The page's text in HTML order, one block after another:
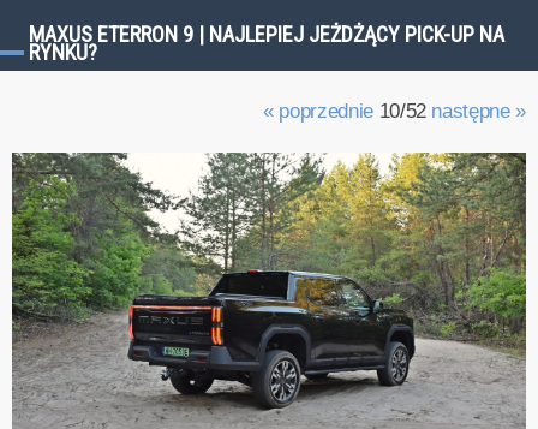
MAXUS ETERRON 9 | NAJLEPIEJ JEŻDŻĄCY PICK-UP NA
RYNKU?
« poprzednie10/52 następne »